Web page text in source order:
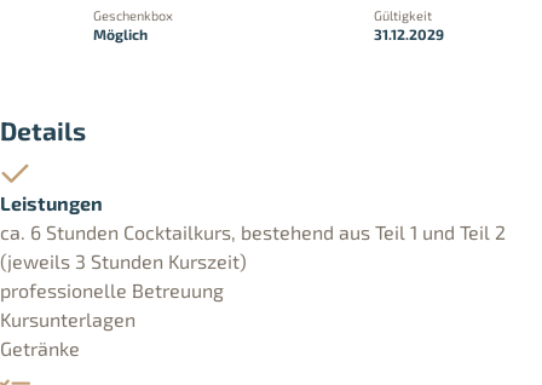
Geschenkbox
Möglich
Gültigkeit
31.12.2029
Details
Leistungen
ca. 6 Stunden Cocktailkurs, bestehend aus Teil 1 und Teil 2
(jeweils 3 Stunden Kurszeit)
professionelle Betreuung
Kursunterlagen
Getränke